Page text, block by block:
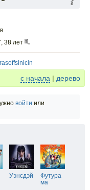
38 лет
с начала | дерево
войти или
Уэнсдэй
Футура
ма